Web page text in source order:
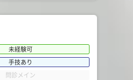
未経験可
手技あり
問診メイン